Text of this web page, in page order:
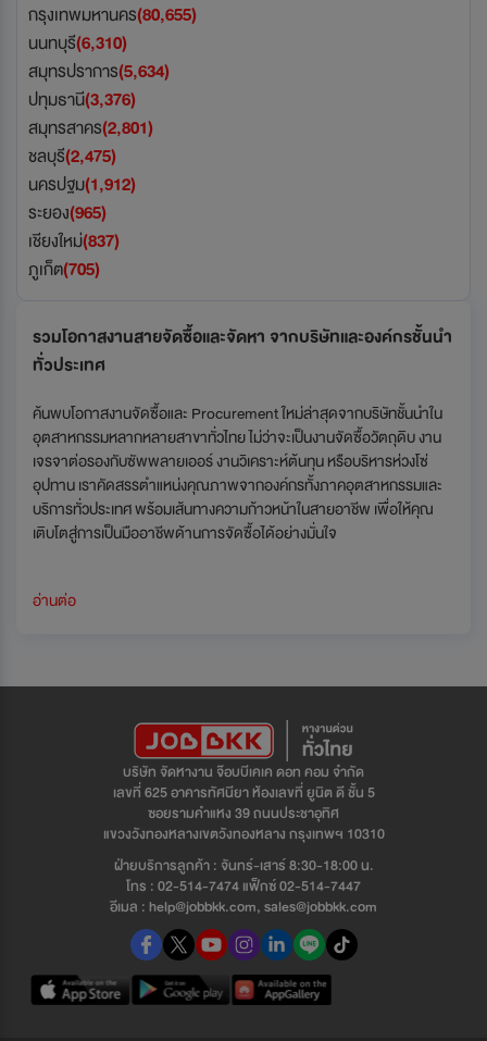
กรุงเทพมหานคร(80,655)
นนทบุรี(6,310)
สมุทรปราการ(5,634)
ปทุมธานี(3,376)
สมุทรสาคร(2,801)
ชลบุรี(2,475)
นครปฐม(1,912)
ระยอง(965)
เชียงใหม่(837)
ภูเก็ต(705)
รวมโอกาสงานสายจัดซื้อและจัดหา จากบริษัทและองค์กรชั้นนำ
ทั่วประเทศ
ค้นพบโอกาสงานจัดซื้อและ Procurement ใหม่ล่าสุดจากบริษัทชั้นนำใน
อุตสาหกรรมหลากหลายสาขาทั่วไทย ไม่ว่าจะเป็นงานจัดซื้อวัตถุดิบ งาน
เจรจาต่อรองกับซัพพลายเออร์ งานวิเคราะห์ต้นทุน หรือบริหารห่วงโซ่
อุปทาน เราคัดสรรตำแหน่งคุณภาพจากองค์กรทั้งภาคอุตสาหกรรมและ
บริการทั่วประเทศ พร้อมเส้นทางความก้าวหน้าในสายอาชีพ เพื่อให้คุณ
เติบโตสู่การเป็นมืออาชีพด้านการจัดซื้อได้อย่างมั่นใจ
อ่านต่อ
บริษัท จัดหางาน จ๊อบบีเคเค ดอท คอม จำกัด
เลขที่ 625 อาคารทัศนียา ห้องเลขที่ ยูนิต ดี ชั้น 5
ซอยรามคำแหง 39 ถนนประชาอุทิศ
แขวงวังทองหลางเขตวังทองหลาง กรุงเทพฯ 10310
ฝ่ายบริการลูกค้า : จันทร์-เสาร์ 8:30-18:00 น.
โทร : 02-514-7474 แฟ็กซ์ 02-514-7447
อีเมล : help@jobbkk.com, sales@jobbkk.com